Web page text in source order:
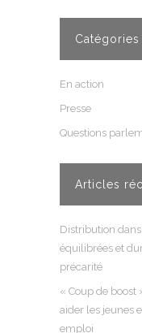
Catégories
En action
Presse
Questions
Articles
Distribution
équilibrées et
précarité
« Coup de
aider les jeunes
emploi